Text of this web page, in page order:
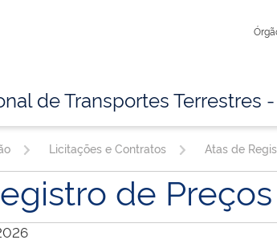
de Transportes Terrestres
Licitações e Contratos Atas de
de Preços